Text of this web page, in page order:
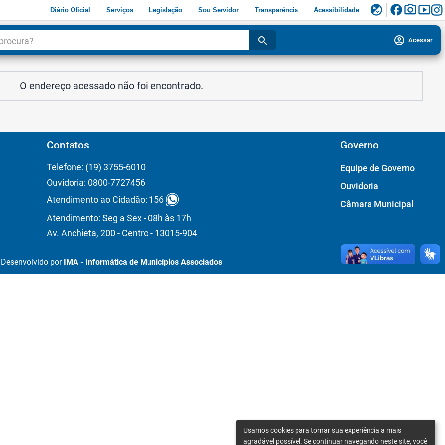
Diário Oficial Serviços Legislação Sou Servidor Transparência Acessibilidade flaky facebookphoto_camerasmart_display
search account_circle Acessar
O endereço acessado não foi encontrado.
Contatos
Telefone: (19) 3755-6010
Ouvidoria: 0800-7727456
Atendimento ao Cidadão: 156
Atendimento: Seg a Sex - 08h às 17h
Av. Anchieta, 200 - Centro - 13015-904
Governo
Equipe de Governo
Ouvidoria
Câmara Municipal
Desenvolvido por IMA - Informática de Municípios Associados
Usamos cookies para tornar sua experiência a mais
agradável possível. Se continuar navegando neste site, você